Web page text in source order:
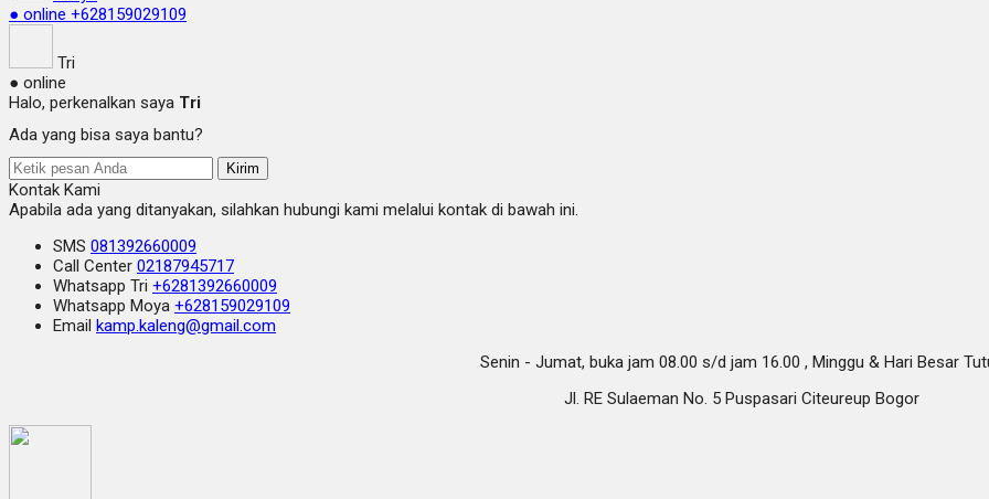
● online +628159029109
Tri
● online
Halo, perkenalkan saya Tri
Ada yang bisa saya bantu?
Kirim
Kontak Kami
Apabila ada yang ditanyakan, silahkan hubungi kami melalui kontak di bawah ini.
SMS 081392660009
Call Center 02187945717
Whatsapp Tri +6281392660009
Whatsapp Moya +628159029109
Email kamp.kaleng@gmail.com
Senin - Jumat, buka jam 08.00 s/d jam 16.00 , Minggu & Hari Besar
Jl. RE Sulaeman No. 5 Puspasari Citeureup Bogor